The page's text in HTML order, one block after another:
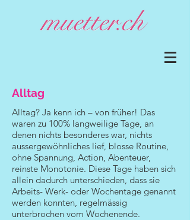
Alltag
Alltag? Ja kenn ich – von früher! Das
waren zu 100% langweilige Tage, an
denen nichts besonderes war, nichts
aussergewöhnliches lief, blosse Routine,
ohne Spannung, Action, Abenteuer,
reinste Monotonie. Diese Tage haben sich
allein dadurch unterschieden, dass sie
Arbeits- Werk- oder Wochentage genannt
werden konnten, regelmässig
unterbrochen vom Wochenende.